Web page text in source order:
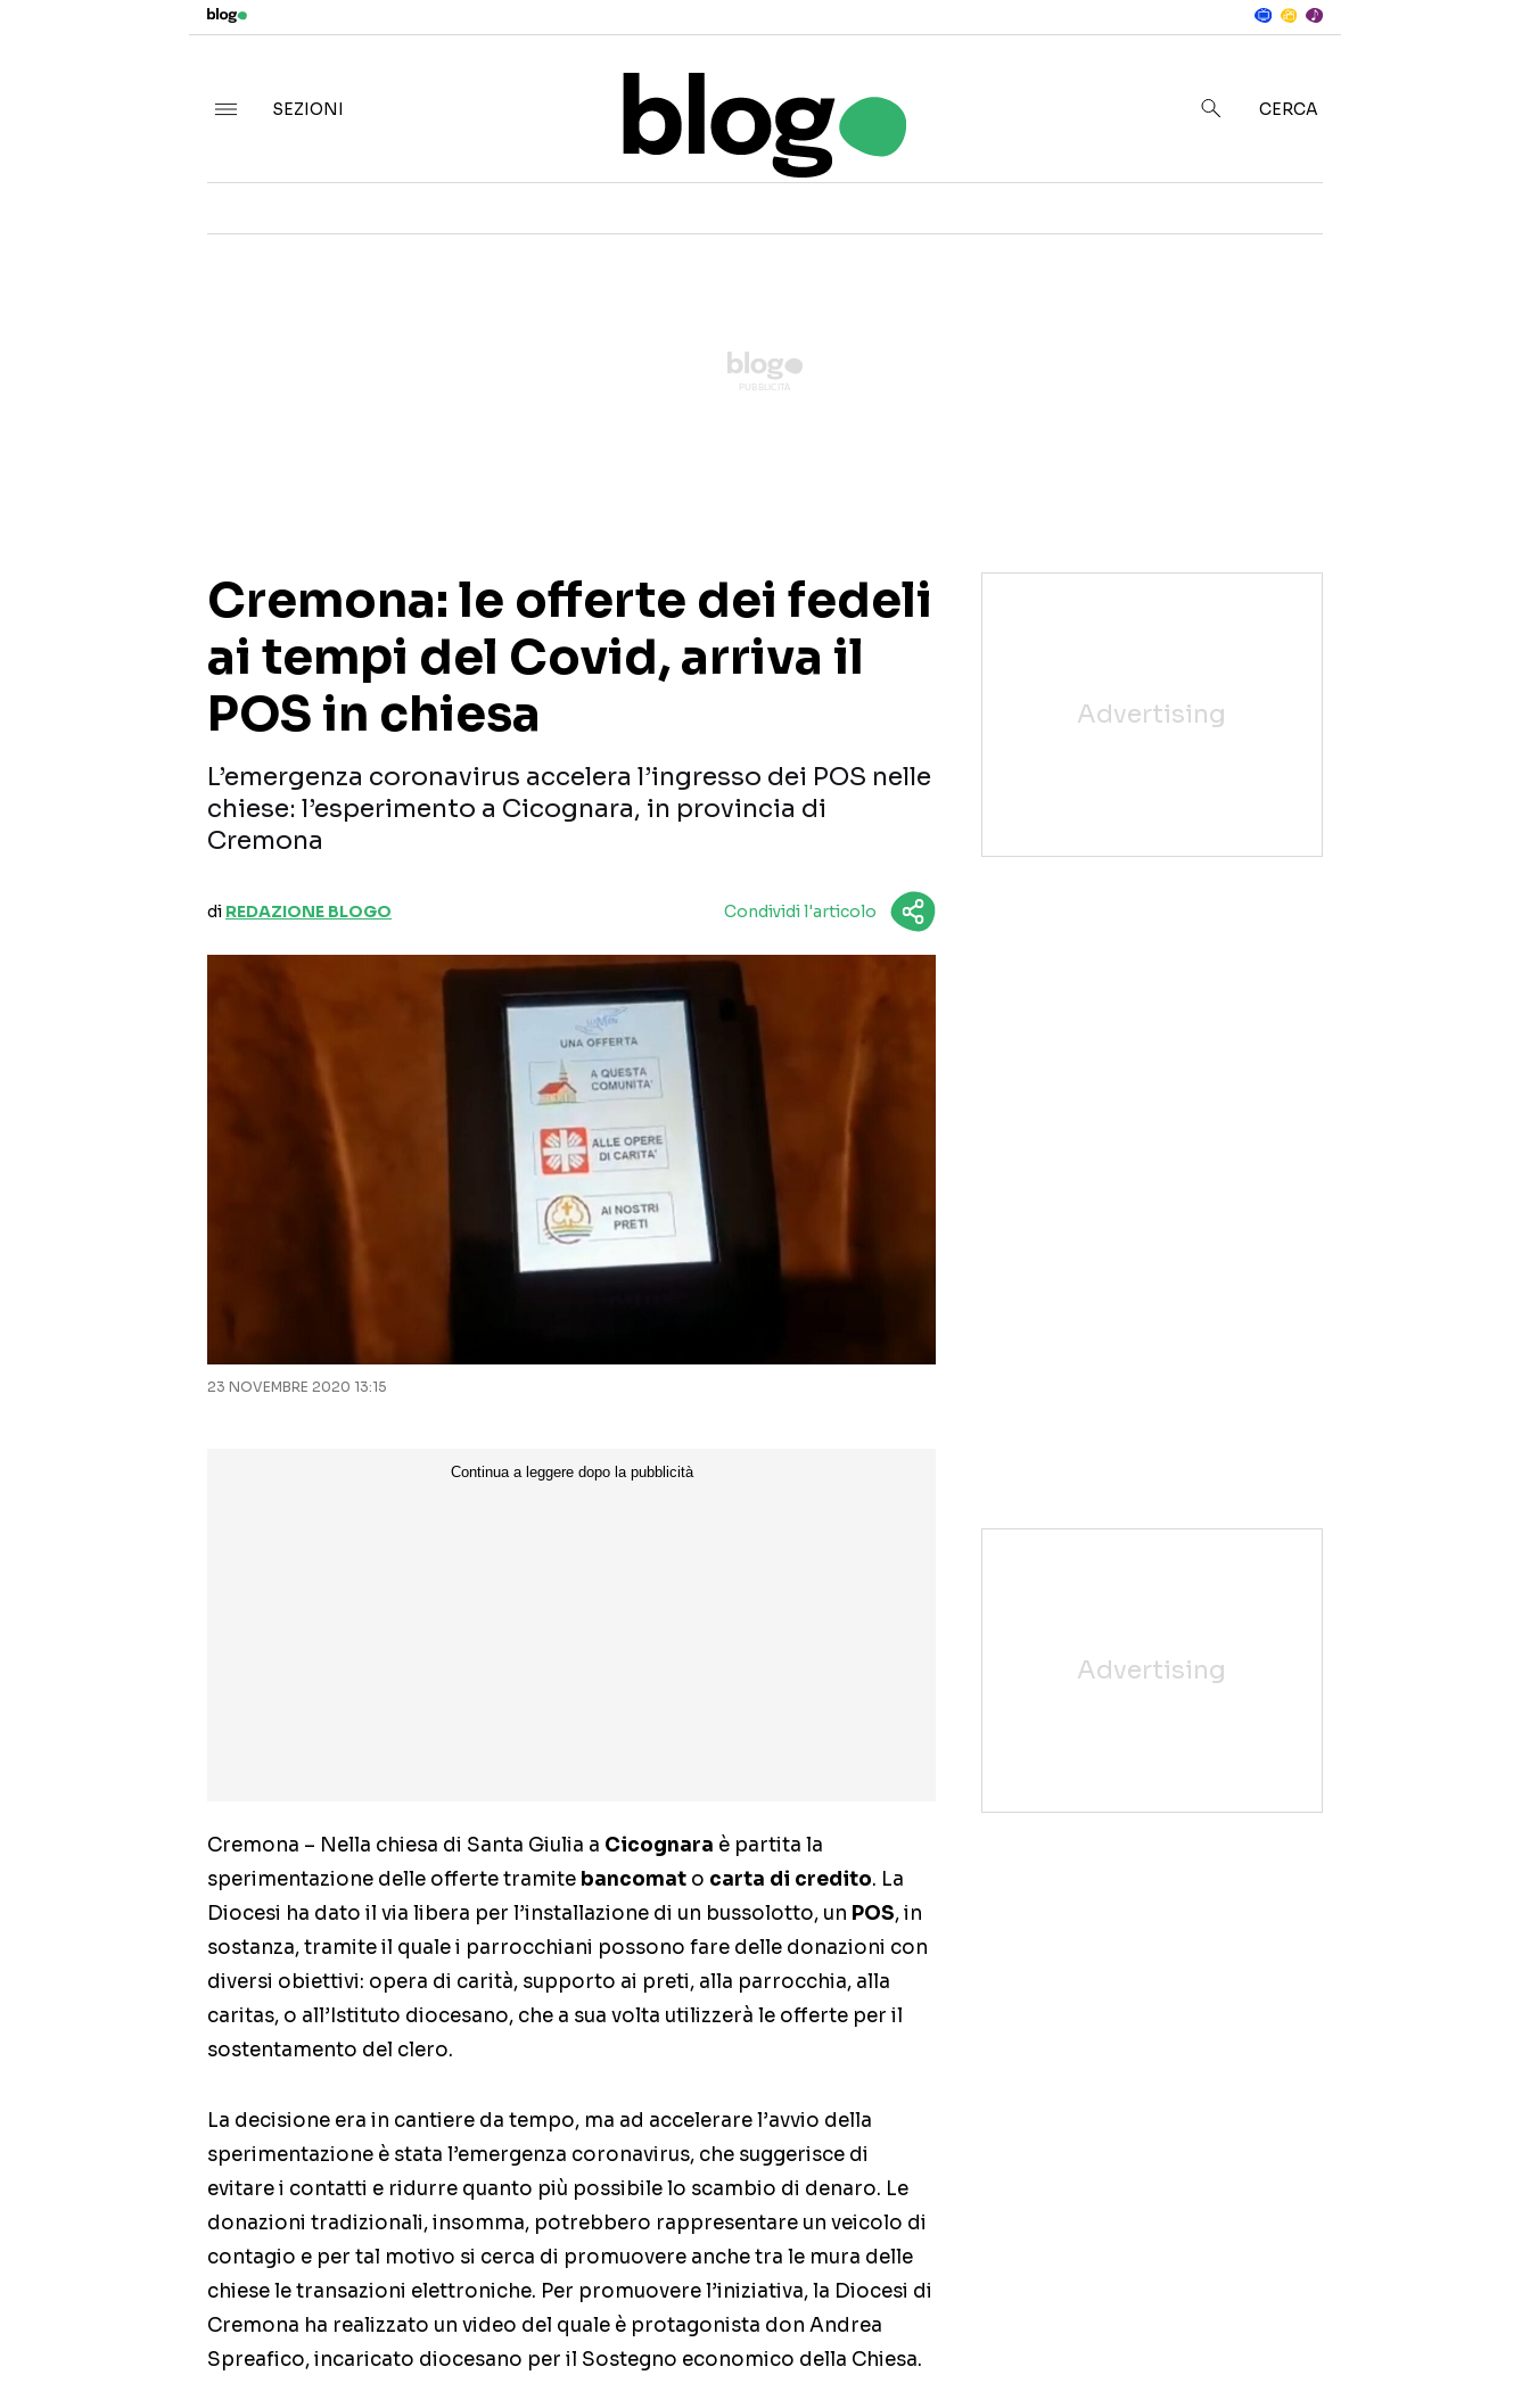
SEZIONI
CERCA
Cremona: le offerte dei fedeli
ai tempi del Covid, arriva il
POS in chiesa
L’emergenza coronavirus accelera l’ingresso dei POS nelle
chiese: l’esperimento a Cicognara, in provincia di
Cremona
di REDAZIONE BLOGO Condividi l'articolo
23 NOVEMBRE 2020 13:15
Cremona – Nella chiesa di Santa Giulia a Cicognara è partita la
sperimentazione delle offerte tramite bancomat o carta di credito. La
Diocesi ha dato il via libera per l’installazione di un bussolotto, un POS, in
sostanza, tramite il quale i parrocchiani possono fare delle donazioni con
diversi obiettivi: opera di carità, supporto ai preti, alla parrocchia, alla
caritas, o all’Istituto diocesano, che a sua volta utilizzerà le offerte per il
sostentamento del clero.
La decisione era in cantiere da tempo, ma ad accelerare l’avvio della
sperimentazione è stata l’emergenza coronavirus, che suggerisce di
evitare i contatti e ridurre quanto più possibile lo scambio di denaro. Le
donazioni tradizionali, insomma, potrebbero rappresentare un veicolo di
contagio e per tal motivo si cerca di promuovere anche tra le mura delle
chiese le transazioni elettroniche. Per promuovere l’iniziativa, la Diocesi di
Cremona ha realizzato un video del quale è protagonista don Andrea
Spreafico, incaricato diocesano per il Sostegno economico della Chiesa.